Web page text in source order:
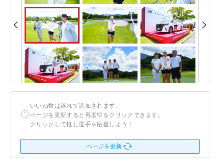
いいね数は遅れて追加されます。
ページを更新すると再度♡をクリックできます。
クリックして推し選手を応援しよう！
ページを更新